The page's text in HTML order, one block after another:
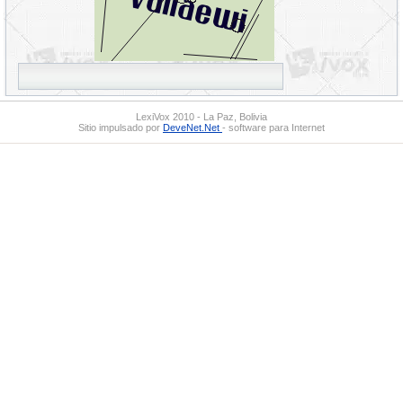
LexiVox 2010 - La Paz, Bolivia
Sitio impulsado por DeveNet.Net - software para Internet